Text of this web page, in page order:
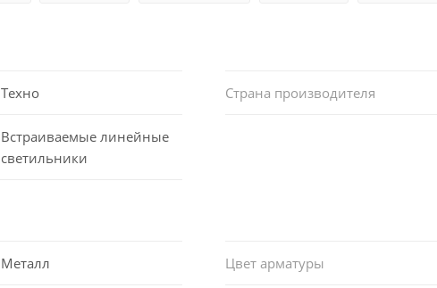
Техно Страна производителя
Встраиваемые линейные
светильники
Металл Цвет арматуры